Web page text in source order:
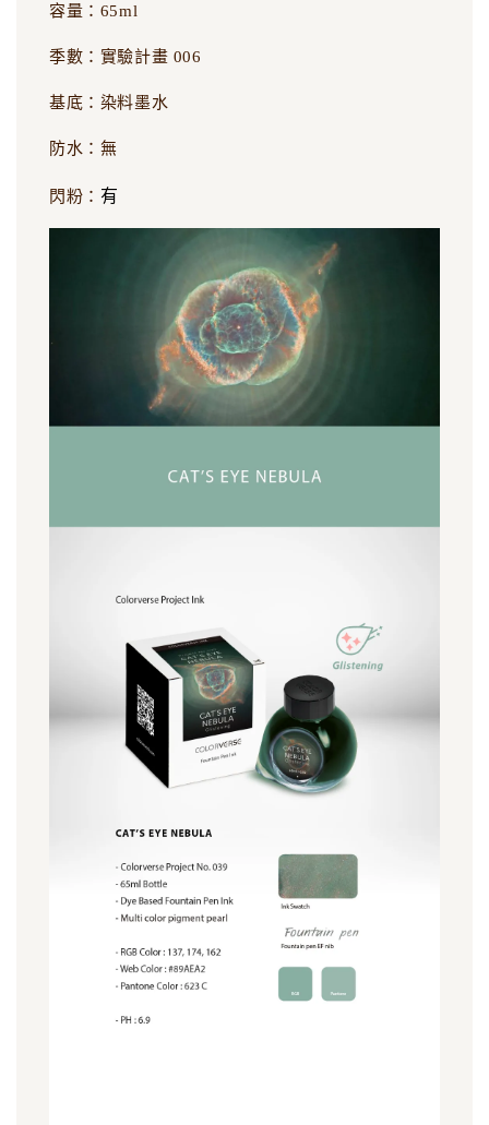
容量：65ml
季數：實驗計畫 006
基底：染料墨水
防水：無
閃粉： 有